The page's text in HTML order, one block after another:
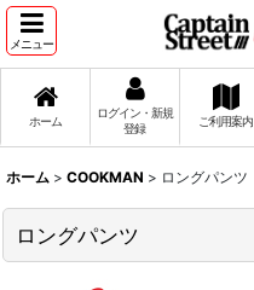
メニュー
ホーム
ログイン・新規
登録
ご利用案内
ホーム > COOKMAN > ロングパンツ
ロングパンツ